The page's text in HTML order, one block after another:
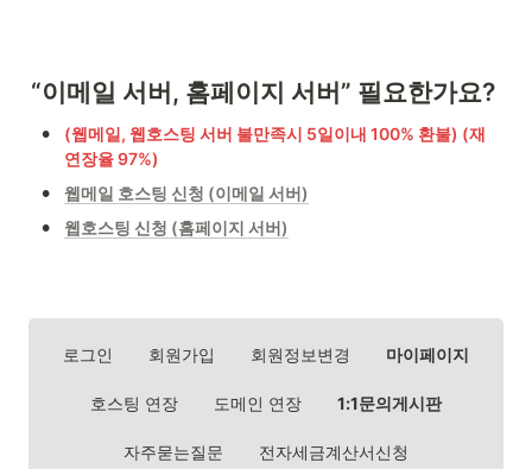
“이메일 서버, 홈페이지 서버” 필요한가요?
•
(웹메일, 웹호스팅 서버 불만족시 5일이내 100% 환불) (재
연장율 97%)
• 웹메일 호스팅 신청 (이메일 서버)
• 웹호스팅 신청 (홈페이지 서버)
로그인 회원가입 회원정보변경 마이페이지
호스팅 연장 도메인 연장 1:1문의게시판
자주묻는질문 전자세금계산서신청